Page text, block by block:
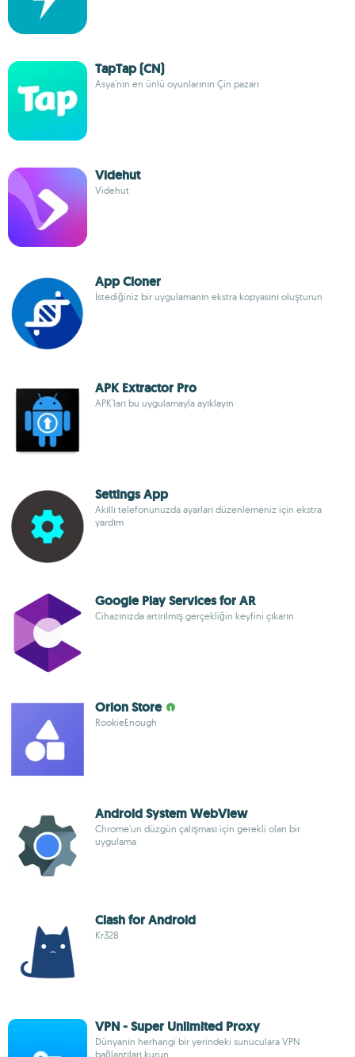
TapTap (CN)
Asya'nın en ünlü oyunlarının Çin pazarı
Videhut
Videhut
App Cloner
İstediğiniz bir uygulamanın ekstra kopyasını oluşturun
APK Extractor Pro
APK'ları bu uygulamayla ayıklayın
Settings App
Akıllı telefonunuzda ayarları düzenlemeniz için ekstra
yardım
Google Play Services for AR
Cihazınızda artırılmış gerçekliğin keyfini çıkarın
Orion Store
RookieEnough
Android System WebView
Chrome'un düzgün çalışması için gerekli olan bir
uygulama
Clash for Android
Kr328
VPN - Super Unlimited Proxy
Dünyanın herhangi bir yerindeki sunuculara VPN
bağlantıları kurun